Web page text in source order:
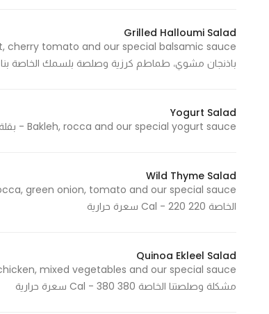
Grilled Halloumi Salad
باذنجان مشوي، طماطم كرزية وصلصة بلسمك الخاصة بنا 360 Cal- 360 سعرة حرارية
Yogurt Salad
Bakleh, rocca and our special yogurt sauce - بقلة، جرجير وصلصة الزبادي الخاصة 315 Cal - 315 سعرة حرارية
Wild Thyme Salad
الخاصة 220 Cal - 220 سعرة حرارية
Quinoa Ekleel Salad
مشكلة وصلصتنا الخاصة 380 Cal - 380 سعرة حرارية
Experience
In order for
as well as
visit. If you
refuse
these
functionality
disappear